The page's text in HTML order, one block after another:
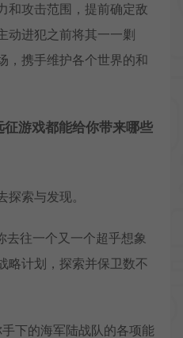
和攻击范围，提前确定敌
动进犯之前将其一一剿
，携手维护各个世界的和
游戏都能给你带来哪些
索与发现。
往一个又一个超乎想象
略计划，探索并保卫数不
下的海军陆战队的各项能